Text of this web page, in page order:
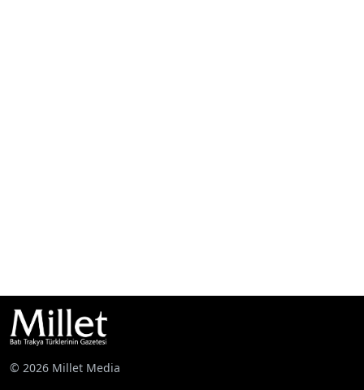
© 2026 Millet Media